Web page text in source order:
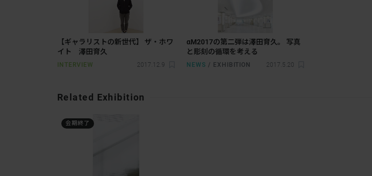
【ギャラリストの新世代】 ザ・ホワ
イト 澤田育久
INTERVIEW 2017.12.9
αM2017の第二弾は澤田育久。 写真
と彫刻の循環を考える
NEWS / EXHIBITION 2017.5.20
Related Exhibition
会期終了